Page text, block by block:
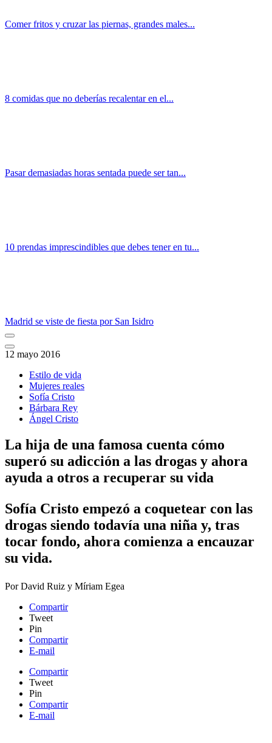
Comer fritos y cruzar las piernas, grandes males...
8 comidas que no deberías recalentar en el...
Pasar demasiadas horas sentada puede ser tan...
10 prendas imprescindibles que debes tener en tu...
Madrid se viste de fiesta por San Isidro
12 mayo 2016
Estilo de vida
Mujeres reales
Sofía Cristo
Bárbara Rey
Ángel Cristo
La hija de una famosa cuenta cómo
superó su adicción a las drogas y ahora
ayuda a otros a recuperar su vida
Sofía Cristo empezó a coquetear con las
drogas siendo todavía una niña y, tras
tocar fondo, ahora comienza a encauzar
su vida.
PorDavid Ruiz y Míriam Egea
Compartir
Tweet
Pin
Compartir
E-mail
Compartir
Tweet
Pin
Compartir
E-mail